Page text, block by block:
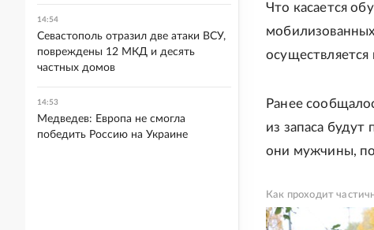
Что касается
осуществляется
Ранее
из запаса будут
они мужчины,
Как проходит
14:54
Севастополь отразил две атаки ВСУ,
повреждены 12 МКД и десять
частных домов
14:53
Медведев: Европа не смогла
победить Россию на Украине